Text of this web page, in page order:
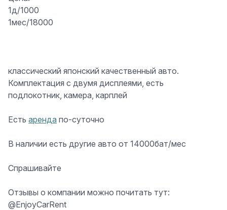
1д/1000
1мес/18000
классический японский качественный авто.
Комплектация с двумя дисплеями, есть
подлокотник, камера, карплей
Есть аренда по-суточно
В наличии есть другие авто от 14000бат/мес
Спрашивайте
Отзывы о компании можно почитать тут:
@EnjoyCarRent